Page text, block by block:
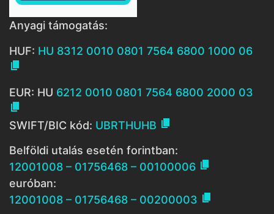
Anyagi támogatás:
HUF: HU 8312 0010 0801 7564 6800 1000 06

EUR: HU 6212 0010 0801 7564 6800 2000 03

SWIFT/BIC kód: UBRTHUHB 
Belföldi utalás esetén forintban:
12001008 – 01756468 – 00100006 
euróban:
12001008 – 01756468 – 00200003 